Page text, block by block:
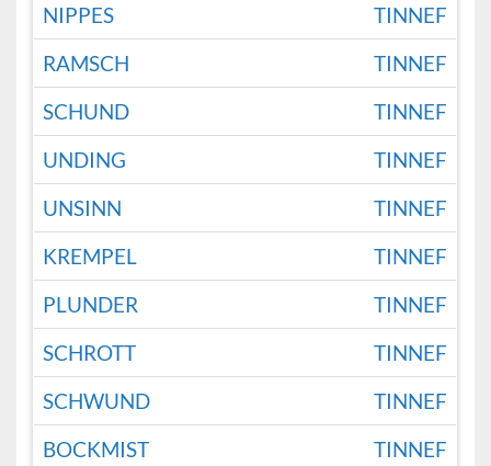
NIPPES
TINNEF
RAMSCH
TINNEF
SCHUND
TINNEF
UNDING
TINNEF
UNSINN
TINNEF
KREMPEL
TINNEF
PLUNDER
TINNEF
SCHROTT
TINNEF
SCHWUND
TINNEF
BOCKMIST
TINNEF